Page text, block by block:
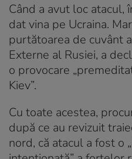
Când a avut loc atacul,
dat vina pe Ucraina.
purtătoarea de cuvânt
Externe al Rusiei, a
o provocare
Kiev”.
Cu toate acestea,
după ce au revizuit
nord, că atacul a fost o